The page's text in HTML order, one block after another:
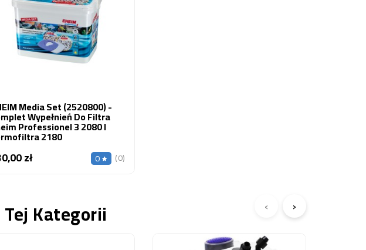
Media Set (2520800) -
Wypełnień Do Filtra
Professionel 3 2080 I
2180
złCena 0 (0)
Kategorii ‹ ›